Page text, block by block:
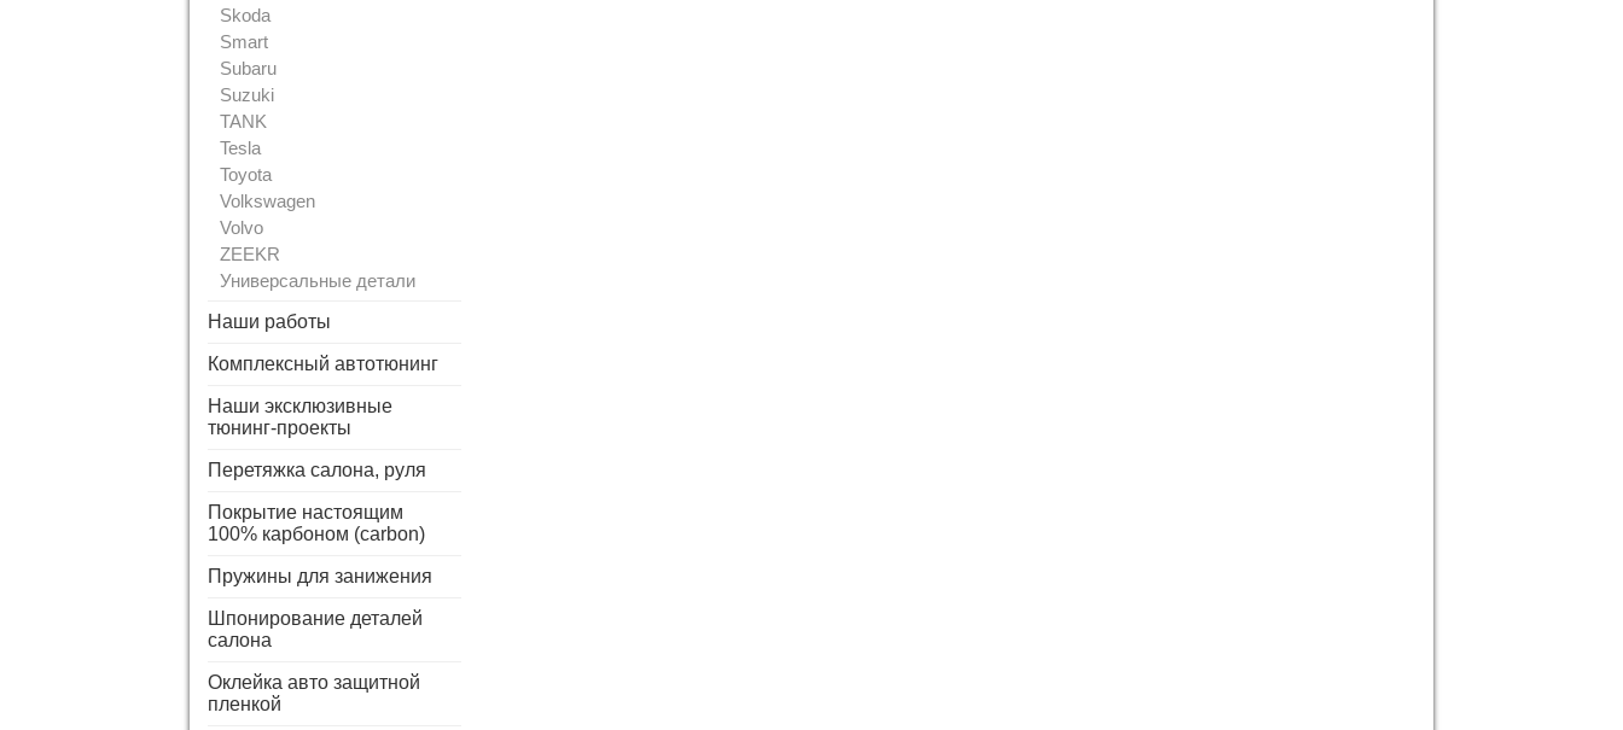
Skoda
Smart
Subaru
Suzuki
TANK
Tesla
Toyota
Volkswagen
Volvo
ZEEKR
Универсальные детали
Наши работы
Комплексный автотюнинг
Наши эксклюзивные
тюнинг-проекты
Перетяжка салона, руля
Покрытие настоящим
100% карбоном (carbon)
Пружины для занижения
Шпонирование деталей
салона
Оклейка авто защитной
пленкой